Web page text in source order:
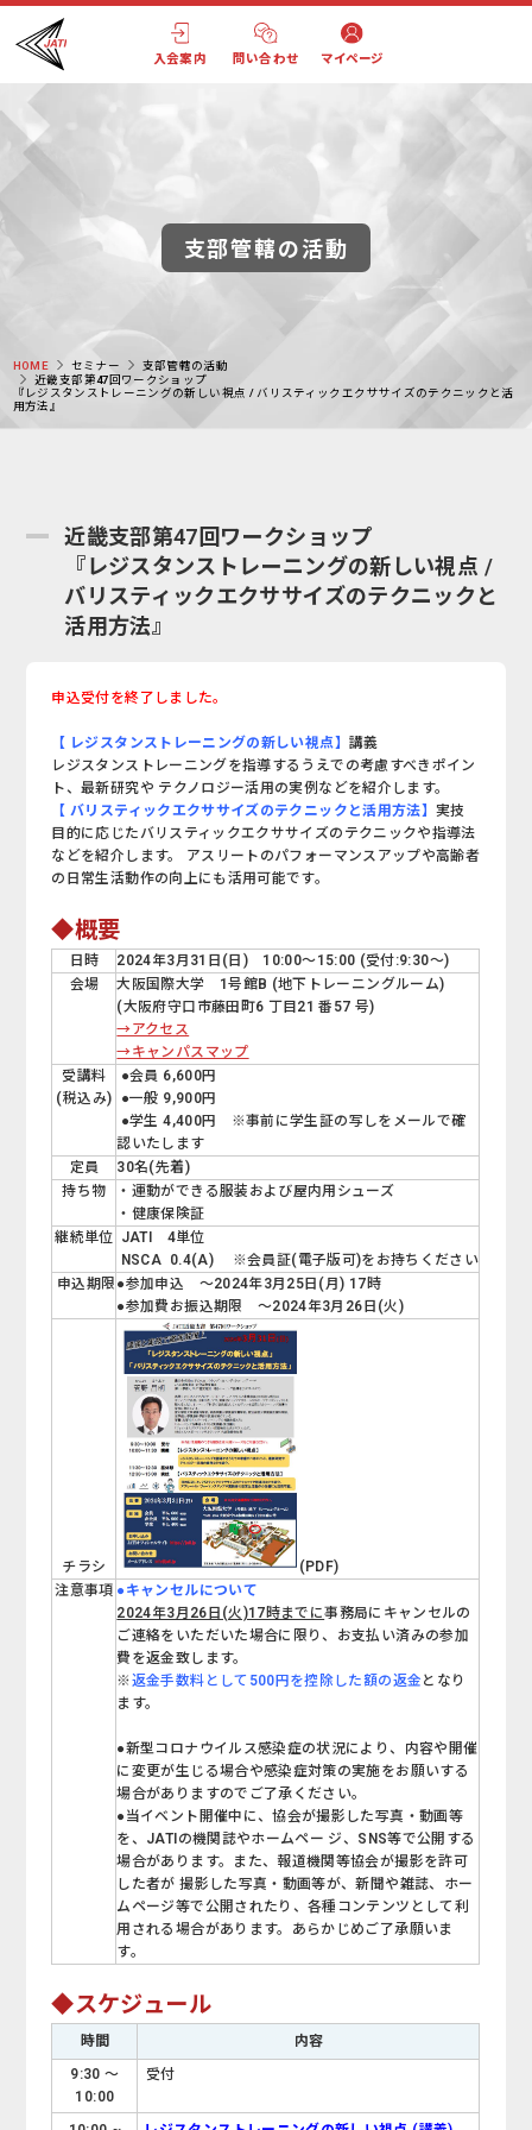
入会案内 問い合わせ マイページ
支部管轄の活動
HOME セミナー
支部管轄の活動
近畿支部第47回ワークショップ
『レジスタンストレーニングの新しい視点 / バリスティックエクササイズのテクニックと活
用方法』
近畿支部第47回ワークショップ
『レジスタンストレーニングの新しい視点 /
バリスティックエクササイズのテクニックと
活用方法』
申込受付を終了しました。
【 レジスタンストレーニングの新しい視点】 講義
レジスタンストレーニングを指導するうえでの考慮すべきポイン
ト、最新研究や テクノロジー活用の実例などを紹介します。
【 バリスティックエクササイズのテクニックと活用方法】実技
目的に応じたバリスティックエクササイズのテクニックや指導法
などを紹介します。 アスリートのパフォーマンスアップや高齢者
の日常生活動作の向上にも活用可能です。
◆概要
日時
2024年3月31日(日) 10:00～15:00 (受付:9:30～)
会場
大阪国際大学 1号館B (地下トレーニングルーム)
(大阪府守口市藤田町6 丁目21 番57 号)
→アクセス
→キャンパスマップ
受講料
(税込み)
●会員 6,600円
●一般 9,900円
●学生 4,400円 ※事前に学生証の写しをメールで確
認いたします
定員
30名(先着)
持ち物
・運動ができる服装および屋内用シューズ
・健康保険証
継続単位 JATI 4単位
NSCA 0.4(A) ※会員証(電子版可)をお持ちください
申込期限 ●参加申込 ～2024年3月25日(月) 17時
●参加費お振込期限 ～2024年3月26日(火)
チラシ
(PDF)
注意事項 ●キャンセルについて
2024年3月26日(火)17時までに事務局にキャンセルの
ご連絡をいただいた場合に限り、お支払い済みの参加
費を返金致します。
※返金手数料として500円を控除した額の返金 となり
ます。
●新型コロナウイルス感染症の状況により、内容や開催
に変更が生じる場合や感染症対策の実施をお願いする
場合がありますのでご了承ください。
●当イベント開催中に、協会が撮影した写真・動画等
を、JATIの機関誌やホームペー ジ、SNS等で公開する
場合があります。また、報道機関等協会が撮影を許可
した者が 撮影した写真・動画等が、新聞や雑誌、ホー
ムページ等で公開されたり、各種コンテンツとして利
用される場合があります。あらかじめご了承願いま
す。
◆スケジュール
時間
内容
9:30 ～
10:00
受付